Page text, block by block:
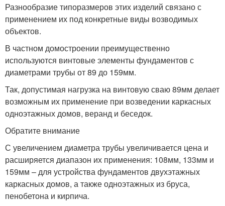
Разнообразие типоразмеров этих изделий связано с
применением их под конкретные виды возводимых
объектов.
В частном домостроении преимущественно
используются винтовые элементы фундаментов с
диаметрами трубы от 89 до 159мм.
Так, допустимая нагрузка на винтовую сваю 89мм делает
возможным их применение при возведении каркасных
одноэтажных домов, веранд и беседок.
Обратите внимание
С увеличением диаметра трубы увеличивается цена и
расширяется диапазон их применения: 108мм, 133мм и
159мм – для устройства фундаментов двухэтажных
каркасных домов, а также одноэтажных из бруса,
пенобетона и кирпича.